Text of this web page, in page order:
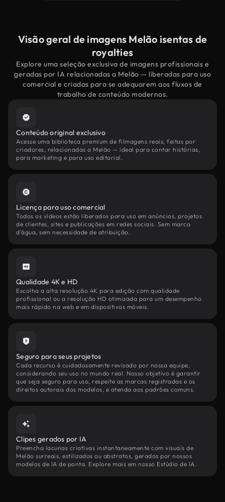
Visão geral de imagens Melão isentas de
royalties
Explore uma seleção exclusiva de imagens profissionais e
geradas por IA relacionadas a Melão — liberadas para uso
comercial e criadas para se adequarem aos fluxos de
trabalho de conteúdo modernos.
Conteúdo original exclusivo
Acesse uma biblioteca premium de filmagens reais, feitas por
criadores, relacionadas a Melão — ideal para contar histórias,
para marketing e para uso editorial.
Licença para uso comercial
Todos os vídeos estão liberados para uso em anúncios, projetos
de clientes, sites e publicações em redes sociais. Sem marca
d'água, sem necessidade de atribuição.
Qualidade 4K e HD
Escolha a alta resolução 4K para edição com qualidade
profissional ou a resolução HD otimizada para um desempenho
mais rápido na web e em dispositivos móveis.
Seguro para seus projetos
Cada recurso é cuidadosamente revisado por nossa equipe,
considerando seu uso no mundo real. Nosso objetivo é garantir
que seja seguro para uso, respeite as marcas registradas e os
direitos autorais dos modelos, e atenda aos padrões comuns.
Clipes gerados por IA
Preencha lacunas criativas instantaneamente com visuais de
Melão surreais, estilizados ou abstratos, gerados por nossos
modelos de IA de ponta. Explore mais em nosso Estúdio de IA.